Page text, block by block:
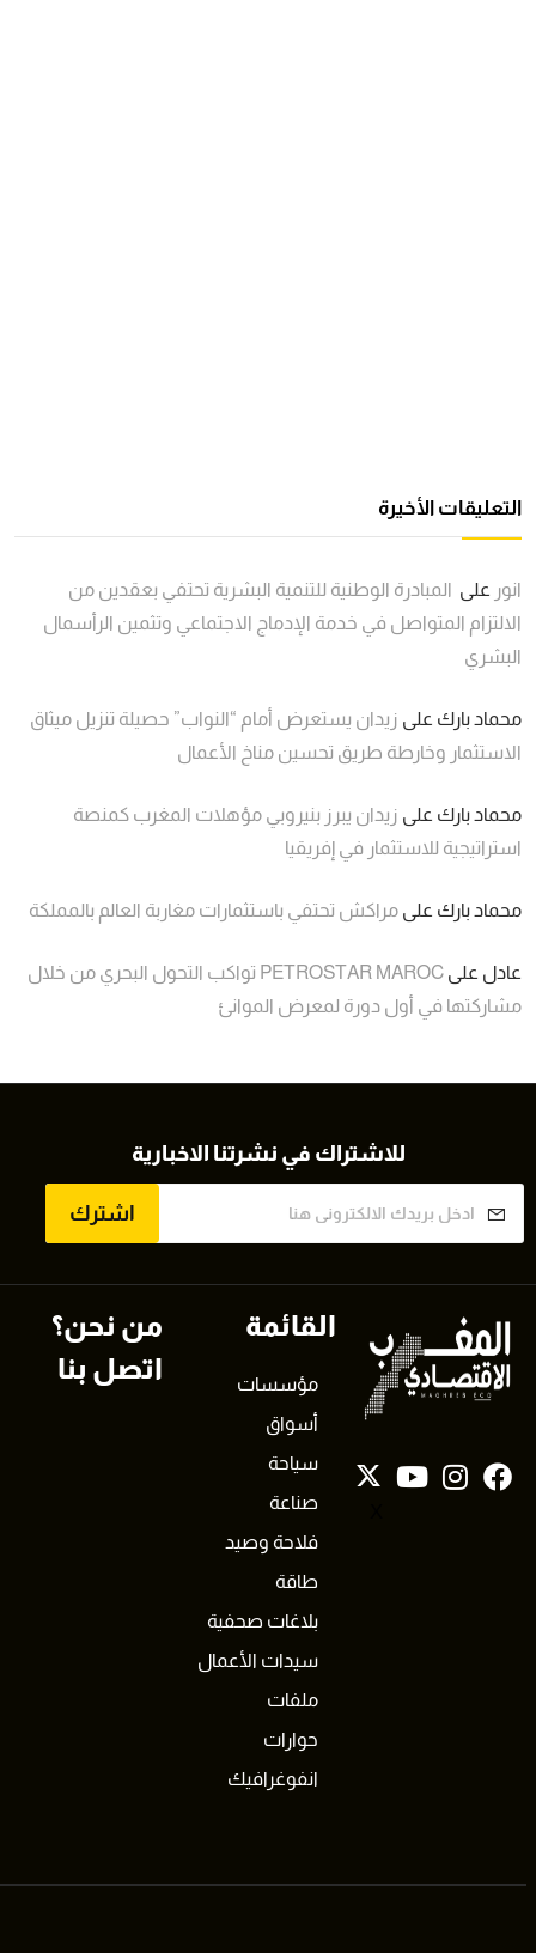
التعليقات الأخيرة
انور على المبادرة الوطنية للتنمية البشرية تحتفي بعقدين من
الالتزام المتواصل في خدمة الإدماج الاجتماعي وتثمين الرأسمال
البشري
محماد بارك على زيدان يستعرض أمام “النواب” حصيلة تنزيل ميثاق
الاستثمار وخارطة طريق تحسين مناخ الأعمال
محماد بارك على زيدان يبرز بنيروبي مؤهلات المغرب كمنصة
استراتيجية للاستثمار في إفريقيا
محماد بارك على مراكش تحتفي باستثمارات مغاربة العالم بالمملكة
عادل على
PETROSTAR MAROC تواكب التحول البحري من خلال
مشاركتها في أول دورة لمعرض الموانئ
للاشتراك في نشرتنا الاخبارية
اشترك
القائمة
مؤسسات
أسواق
سياحة
صناعة
فلاحة وصيد
طاقة
بلاغات صحفية
سيدات الأعمال
ملفات
حوارات
انفوغرافيك
من نحن؟
اتصل بنا